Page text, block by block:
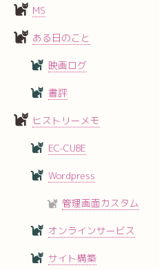
MS
ある日のこと
映画ログ
書評
ヒストリーメモ
EC-CUBE
Wordpress
管理画面カスタム
オンラインサービス
サイト構築